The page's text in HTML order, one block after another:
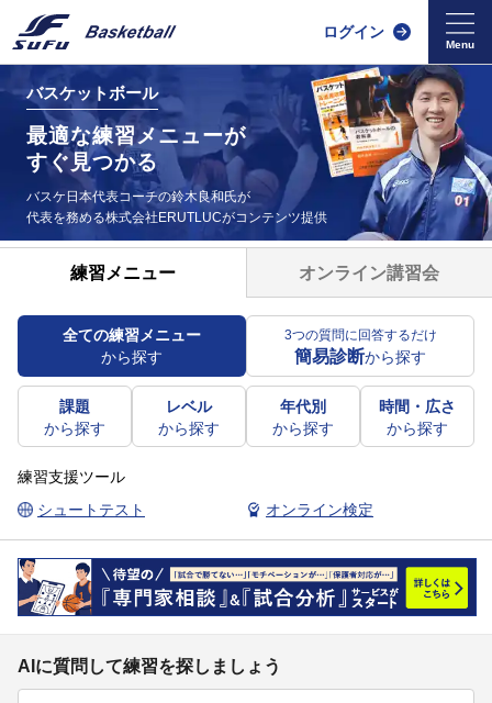
ログイン
バスケットボール
最適な練習メニューが
すぐ見つかる
バスケ日本代表コーチの鈴木良和氏が
代表を務める株式会社ERUTLUCがコンテンツ提供
練習メニュー オンライン講習会
全ての練習メニュー
から探す
3つの質問に回答するだけ
簡易診断から探す
課題
から探す
レベル
から探す
年代別
から探す
時間・広さ
から探す
練習支援ツール
シュートテスト
オンライン検定
AIに質問して練習を探しましょう